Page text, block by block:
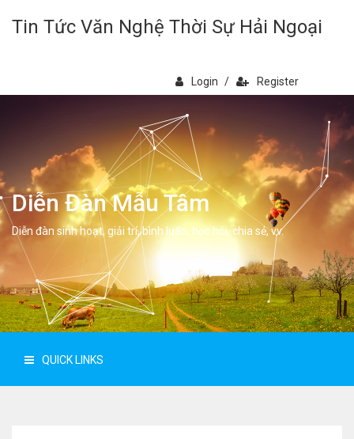
Tin Tức Văn Nghệ Thời Sự Hải Ngoại
Login / Register
Diễn Đàn Mẫu Tâm
Diễn đàn sinh hoạt, giải trí, bình luân, học hỏi, chia sẻ, vv.
QUICK LINKS